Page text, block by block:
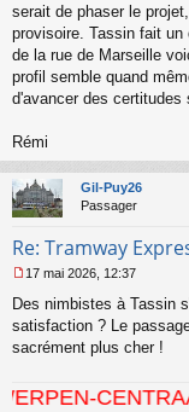
g
e
n
o
serait de phaser le
provisoire. Tassin fait
de la rue de Marseille
profil semble quand
d'avancer des certitudes
Rémi
Gil-Puy26
Passager
Re: Tramway
e
s
s
e
17 mai 2026, 12:37
Des nimbistes à Tassin
satisfaction ? Le
sacrément plus cher !
-